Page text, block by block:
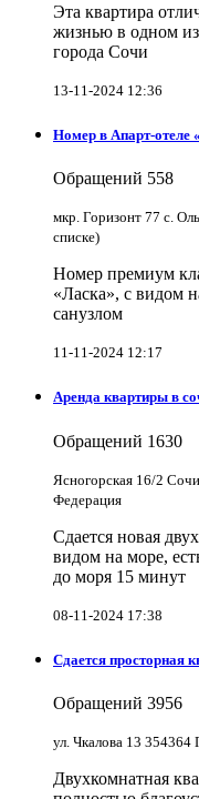
Эта квартира
жизнью в одном
города Сочи
13-11-2024 12:36
Номер в Апарт-отеле
Обращений 558
мкр. Горизонт 77 с.
списке)
Номер премиум
«Ласка», с видом
санузлом
11-11-2024 12:17
Аренда квартиры в
Обращений 1630
Ясногорская 16/2
Федерация
Сдается новая
видом на море,
до моря 15 минут
08-11-2024 17:38
Сдается просторная
Обращений 3956
ул. Чкалова 13 354364
Двухкомнатная